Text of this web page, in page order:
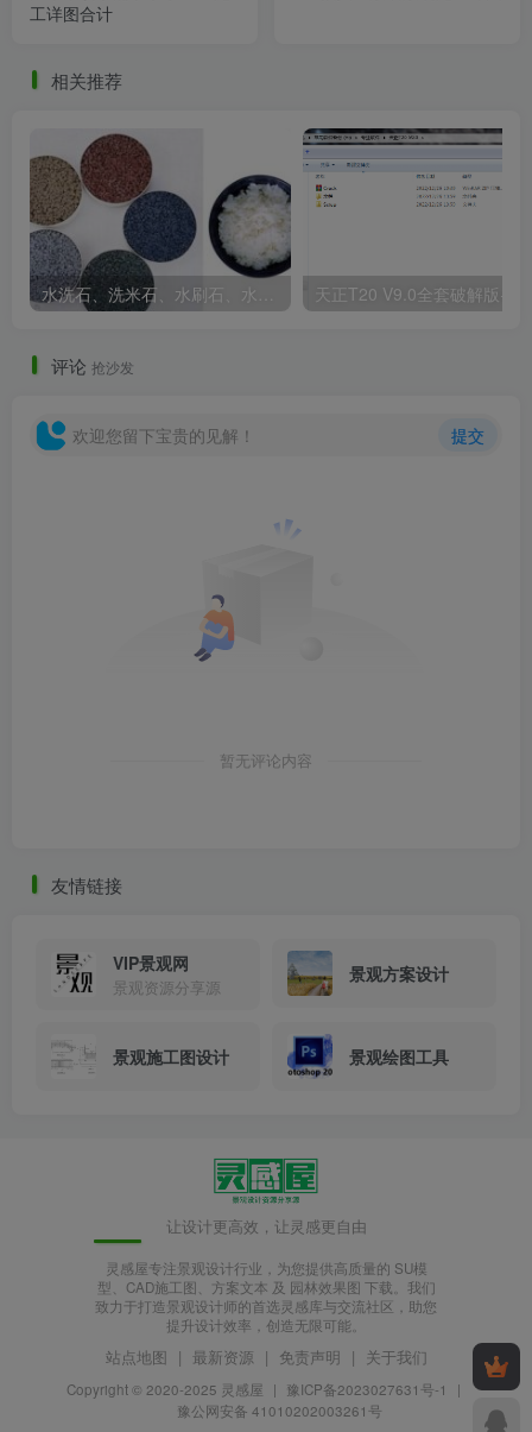
铺装.jpg
铺装.jpg
铺装.jpg
工详图合计
相关推荐
评论 抢沙发
欢迎您留下宝贵的见解！ 提交
暂无评论内容
友情链接
VIP景观网
景观资源分享源
景观方案设计
景观施工图设计 景观绘图工具
让设计更高效，让灵感更自由
灵感屋专注景观设计行业，为您提供高质量的 SU模
型、CAD施工图、方案文本 及 园林效果图 下载。我们
致力于打造景观设计师的首选灵感库与交流社区，助您
提升设计效率，创造无限可能。
站点地图 | 最新资源 | 免责声明 | 关于我们
Copyright © 2020-2025 灵感屋 | 豫ICP备2023027631号-1
|
豫公网安备 41010202003261号